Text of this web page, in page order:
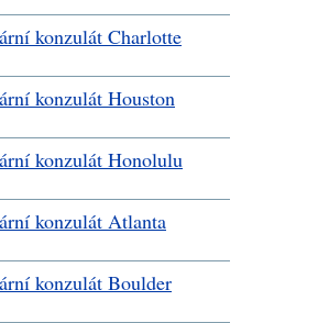
konzulát Charlotte
konzulát Houston
konzulát Honolulu
konzulát Atlanta
konzulát Boulder